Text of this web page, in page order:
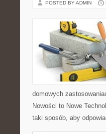
POSTED BY ADMIN
domowych
Nowości to Nowe
taki sposób, aby